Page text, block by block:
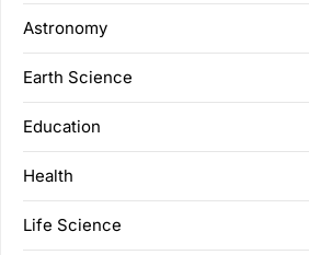
Astronomy
Earth Science
Education
Health
Life Science